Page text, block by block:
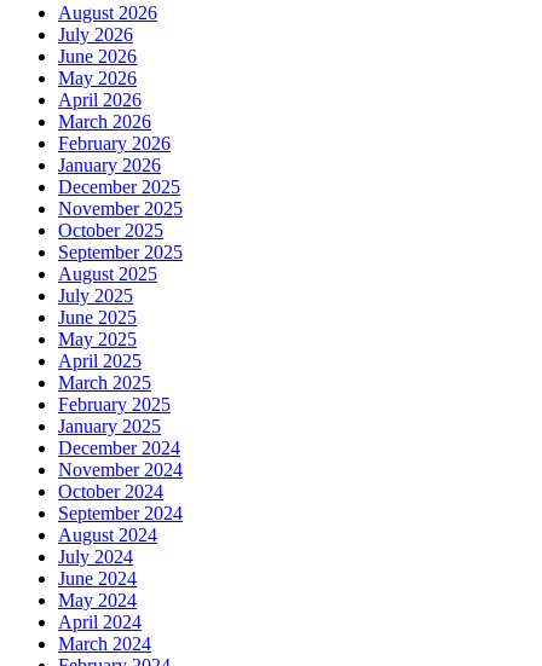
August 2026
July 2026
June 2026
May 2026
April 2026
March 2026
February 2026
January 2026
December 2025
November 2025
October 2025
September 2025
August 2025
July 2025
June 2025
May 2025
April 2025
March 2025
February 2025
January 2025
December 2024
November 2024
October 2024
September 2024
August 2024
July 2024
June 2024
May 2024
April 2024
March 2024